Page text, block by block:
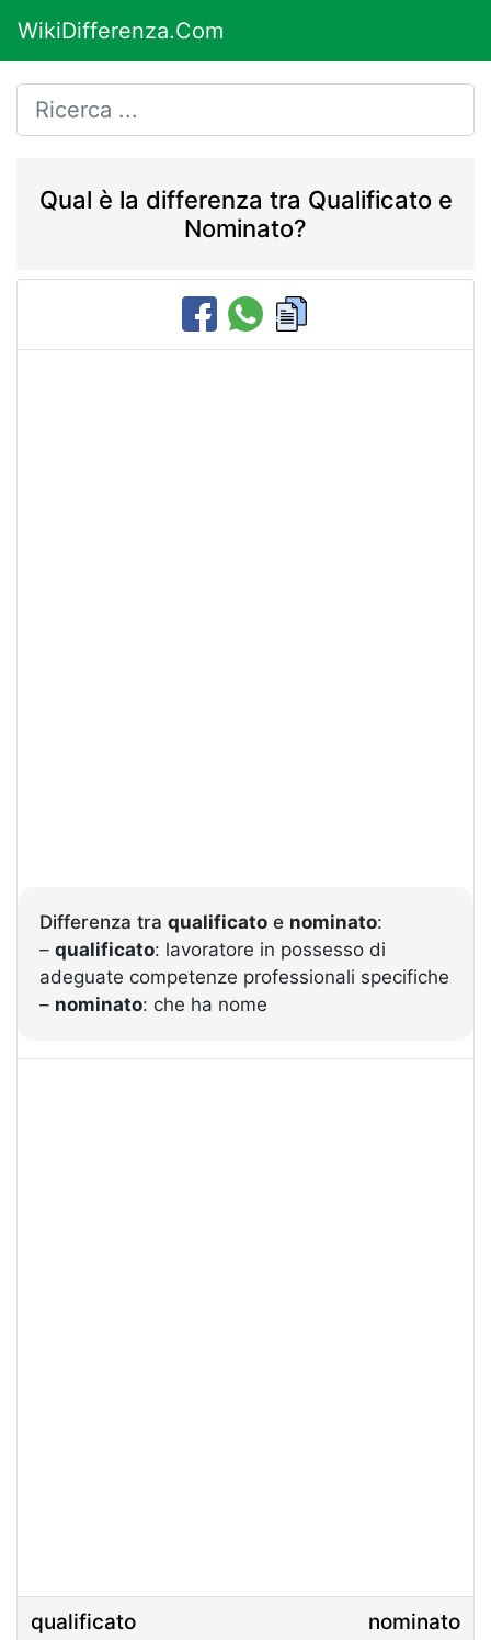
WikiDifferenza.Com
Qual è la differenza tra Qualificato e
Nominato?
Differenza tra qualificato e nominato:
– qualificato: lavoratore in possesso di
adeguate competenze professionali specifiche
– nominato: che ha nome
qualificato nominato